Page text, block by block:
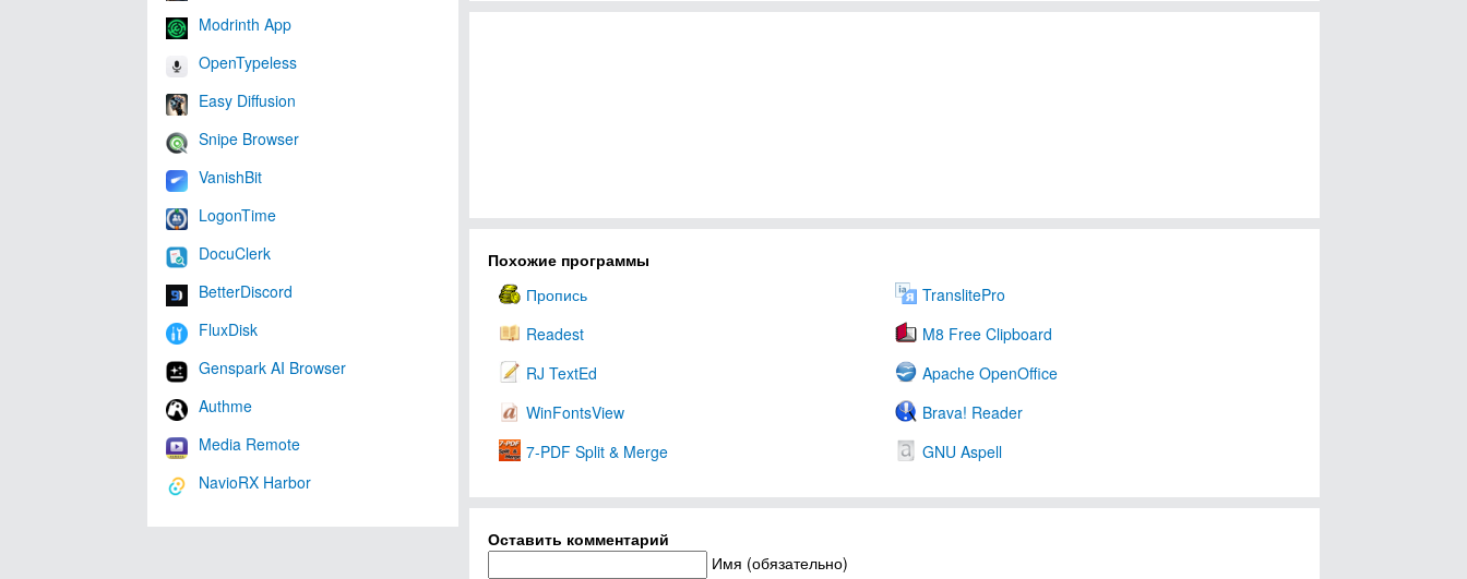
Modrinth App
OpenTypeless
Easy Diffusion
Snipe Browser
VanishBit
LogonTime
DocuClerk
BetterDiscord
FluxDisk
Genspark AI Browser
Authme
Media Remote
NavioRX Harbor
Похожие программы
Пропись
TranslitePro
Readest
M8 Free Clipboard
RJ TextEd
Apache OpenOffice
WinFontsView
Brava! Reader
7-PDF Split & Merge
GNU Aspell
Оставить комментарий
Имя (обязательно)